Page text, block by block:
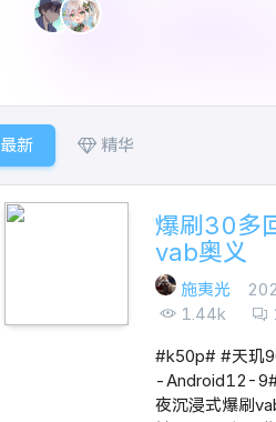
最新 精华
爆刷30多
vab奥义
施夷光
1.44k
#k50p# #天玑
-Android12-
夜沉浸式爆刷